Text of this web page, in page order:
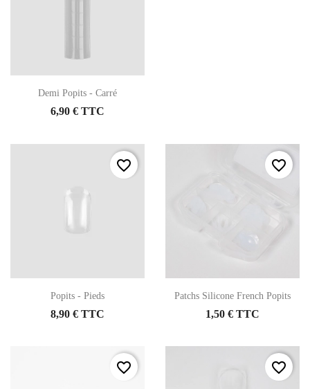
Demi Popits - Carré
6,90 € TTC
Popits - Pieds
8,90 € TTC
favorite_border
Patchs Silicone French Popits
1,50 € TTC
favorite_border
favorite_border favorite_border